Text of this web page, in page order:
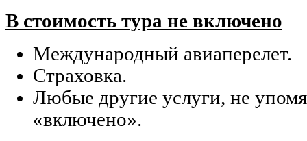
В стоимость тура не включено
Международный авиаперелет.
Страховка.
Любые другие услуги, не
«включено».